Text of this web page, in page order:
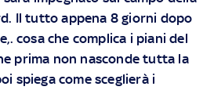
Il tutto appena 8 giorni dopo
cosa che complica i piani del
prima non nasconde tutta la
spiega come sceglierà i